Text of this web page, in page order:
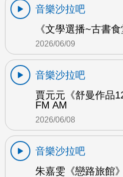
音樂沙拉吧
《文學選播~古書
2026/06/09
音樂沙拉吧
賈元元《舒曼作品
FM AM
2026/06/08
音樂沙拉吧
朱嘉雯《戀路旅館